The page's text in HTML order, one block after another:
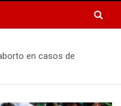
en casos de